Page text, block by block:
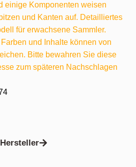
einige Komponenten weisen
und Kanten auf. Detailliertes
für erwachsene Sammler.
und Inhalte können von
Bitte bewahren Sie diese
zum späteren Nachschlagen